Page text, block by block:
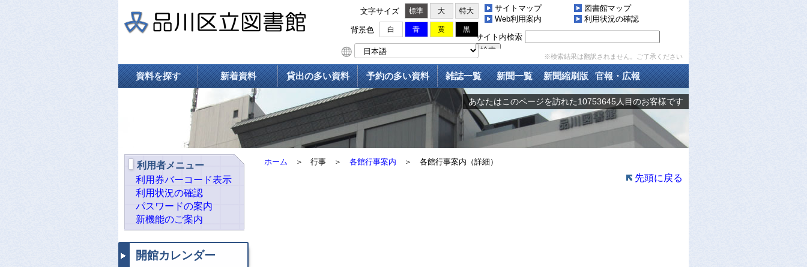
文字サイズ 標準 大 特大
背景色 白 青 黄 黒
サイトマップ
図書館マップ
Web利用案内
利用状況の確認
※検索結果は翻訳されません。ご了承ください
資料を探す 新着資料 貸出の多い資料 予約の多い資料 雑誌一覧 新聞一覧 新聞縮刷版 官報・広報
あなたはこのページを訪れた10753645人目のお客様です
利用者メニュー
利用券バーコード表示
利用状況の確認
パスワードの案内
新機能のご案内
開館カレンダー
ホーム ＞ 行事 ＞ 各館行事案内 ＞ 各館行事案内（詳細）
先頭に戻る